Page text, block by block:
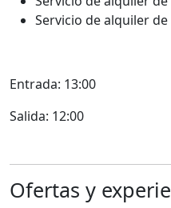
Servicio de alquiler
Entrada: 13:00
Salida: 12:00
Ofertas y